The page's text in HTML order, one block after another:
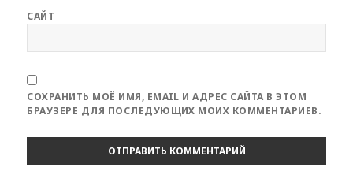
САЙТ
СОХРАНИТЬ МОЁ ИМЯ, EMAIL И АДРЕС САЙТА В ЭТОМ
БРАУЗЕРЕ ДЛЯ ПОСЛЕДУЮЩИХ МОИХ КОММЕНТАРИЕВ.